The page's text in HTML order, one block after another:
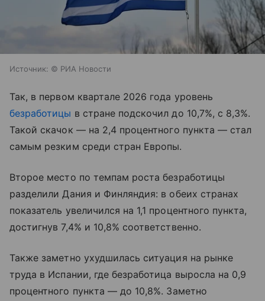
Источник: © РИА Новости
Так, в первом квартале 2026 года уровень
безработицы в стране подскочил до 10,7%, с 8,3%.
Такой скачок — на 2,4 процентного пункта — стал
самым резким среди стран Европы.
Второе место по темпам роста безработицы
разделили Дания и Финляндия: в обеих странах
показатель увеличился на 1,1 процентного пункта,
достигнув 7,4% и 10,8% соответственно.
Также заметно ухудшилась ситуация на рынке
труда в Испании, где безработица выросла на 0,9
процентного пункта — до 10,8%. Заметно